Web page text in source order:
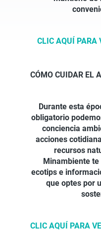
CLIC AQUÍ PARA
CÓMO CUIDAR EL
Durante esta
obligatorio
conciencia
acciones
recursos
Minambiente
ecotips e
que optes por
CLIC AQUÍ PARA